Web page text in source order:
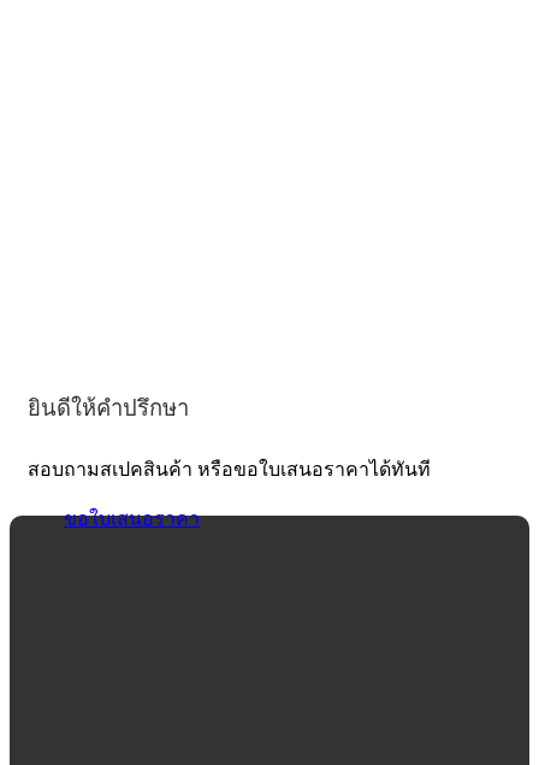
ยินดีให้คำปรึกษา
สอบถามสเปคสินค้า หรือขอใบเสนอราคาได้ทันที
ขอใบเสนอราคา